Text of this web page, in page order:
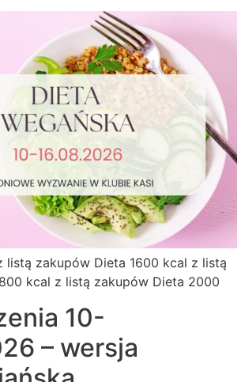
listą zakupów Dieta 1600 kcal z listą
kcal z listą zakupów Dieta 2000
10-
– wersja